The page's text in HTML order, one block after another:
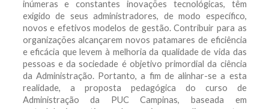
inúmeras e constantes inovações tecnológicas, têm
exigido de seus administradores, de modo específico,
novos e efetivos modelos de gestão. Contribuir para as
organizações alcançarem novos patamares de eficiência
e eficácia que levem à melhoria da qualidade de vida das
pessoas e da sociedade é objetivo primordial da ciência
da Administração. Portanto, a fim de alinhar-se a esta
realidade, a proposta pedagógica do curso de
Administração da PUC Campinas, baseada em